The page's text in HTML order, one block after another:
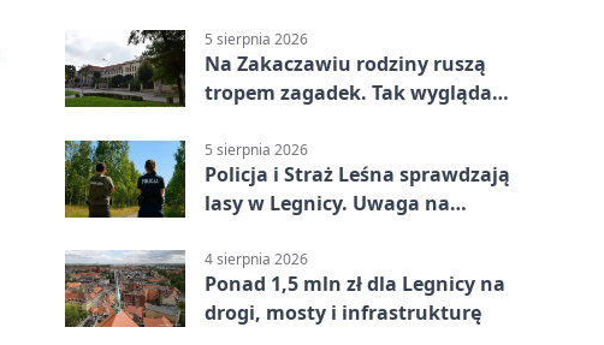
5 sierpnia 2026
Na Zakaczawiu rodziny ruszą
tropem zagadek. Tak wygląda
5 sierpnia 2026
Policja i Straż Leśna sprawdzają
lasy w Legnicy. Uwaga na
4 sierpnia 2026
Ponad 1,5 mln zł dla Legnicy na
drogi, mosty i infrastrukturę